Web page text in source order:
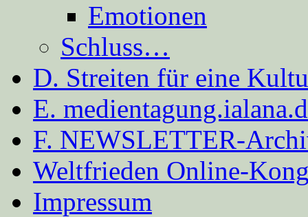
Emotionen
Schluss…
D. Streiten für eine
E.
F. NEWSLETTER-
Weltfrieden Online-
Impressum